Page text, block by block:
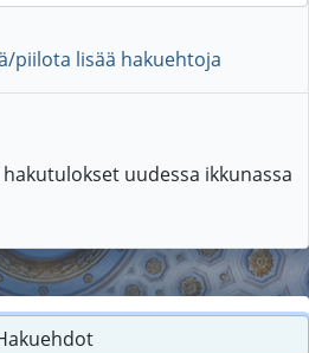
piilota lisää hakuehtoja
hakutulokset uudessa ikkunassa